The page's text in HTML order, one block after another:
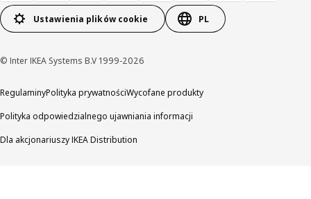
Ustawienia plików cookie PL
© Inter IKEA Systems B.V 1999-2026
RegulaminyPolityka prywatnościWycofane produkty
Polityka odpowiedzialnego ujawniania informacji
Dla akcjonariuszy IKEA Distribution